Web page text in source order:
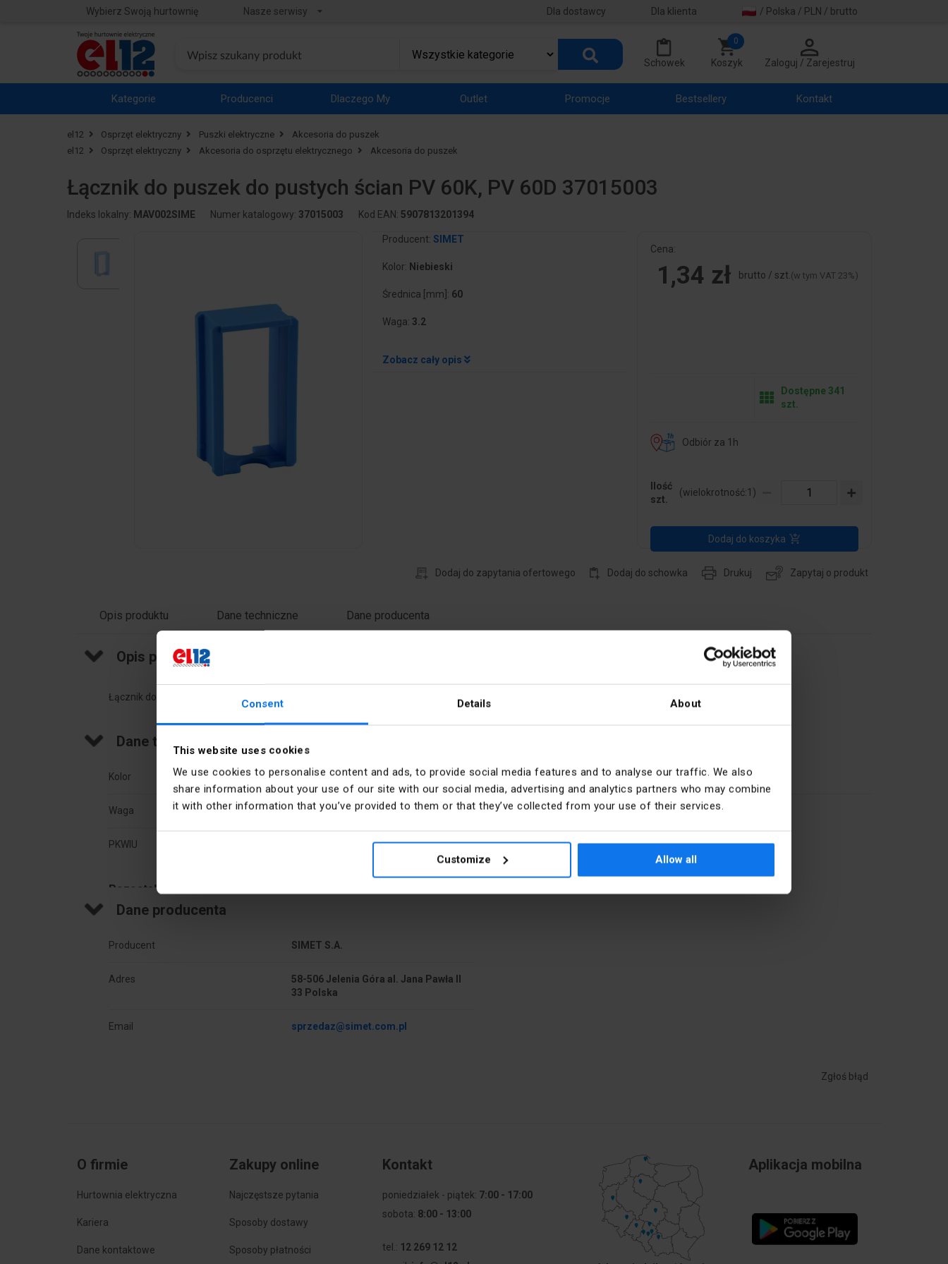
Consent Details About
This website uses cookies
We use cookies to personalise content and ads, to provide social media features and to analyse our traffic. We also
share information about your use of our site with our social media, advertising and analytics partners who may combine
it with other information that you’ve provided to them or that they’ve collected from your use of their services.
Customize Allow all
Wybierz Swoją hurtownię Nasze serwisy Dla dostawcy Dla klienta / Polska / PLN / brutto
Schowek Koszyk
0
Zaloguj / Zarejestruj
Kategorie Producenci Dlaczego My Outlet Promocje Bestsellery Kontakt
el12 Osprzęt elektryczny Puszki elektryczne
Akcesoria do puszek
el12
Osprzęt elektryczny Akcesoria do osprzętu elektrycznego Akcesoria do puszek
Łącznik do puszek do pustych ścian PV 60K, PV 60D 37015003
Indeks lokalny: MAV002SIME Numer katalogowy: 37015003 Kod EAN: 5907813201394
Producent: SIMET
Kolor: Niebieski
Średnica [mm]: 60
Waga: 3.2
Zobacz cały opis
Cena:
1,34 zł brutto / szt.(w tym VAT 23%)
Dostępne 341
szt.
Odbiór za 1h
Ilość
szt.
(wielokrotność:1 )
Dodaj do koszyka
Dodaj do zapytania ofertowego Dodaj do schowka Drukuj Zapytaj o produkt
Opis produktu Dane techniczne Dane producenta
Opis produktu
Łącznik do puszek do pustych ścian PV 60K, PV 60D
Dane techniczne
Kolor Niebieski
Waga 3.2
PKWIU
Średnica [mm] 60
Kolor dokładny Niebieski
Pozostałe dane techniczne
Dane producenta
Producent SIMET S.A.
Adres
58-506 Jelenia Góra al. Jana Pawła II
33 Polska
Email sprzedaz@simet.com.pl
Zgłoś błąd
O firmie
Hurtownia elektryczna
Kariera
Dane kontaktowe
Zakupy online
Najczęstsze pytania
Sposoby dostawy
Sposoby płatności
Kontakt
poniedziałek - piątek: 7:00 - 17:00
sobota: 8:00 - 13:00
tel.: 12 269 12 12
Aplikacja mobilna